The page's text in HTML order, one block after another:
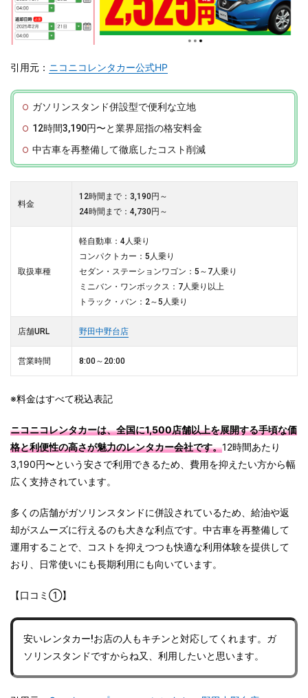
引用元： ニコニコレンタカー公式HP
ガソリンスタンド併設型で便利な立地
12時間3,190円〜と業界屈指の格安料金
中古車を再整備して徹底したコスト削減
料金
12時間まで：3,190円～
24時間まで：4,730円～
取扱車種
軽自動車：4人乗り
コンパクトカー：5人乗り
セダン・ステーションワゴン：5～7人乗り
ミニバン・ワンボックス：7人乗り以上
トラック・バン：2～5人乗り
店舗URL 野田中野台店
営業時間 8:00～20:00
※料金はすべて税込表記
ニコニコレンタカーは、全国に1,500店舗以上を展開する手頃な価
格と利便性の高さが魅力のレンタカー会社です。12時間あたり
3,190円〜という安さで利用できるため、費用を抑えたい方から幅
広く支持されています。
多くの店舗がガソリンスタンドに併設されているため、給油や返
却がスムーズに行えるのも大きな利点です。中古車を再整備して
運用することで、コストを抑えつつも快適な利用体験を提供して
おり、日常使いにも長期利用にも向いています。
【口コミ①】
安いレンタカー!お店の人もキチンと対応してくれます。ガ
ソリンスタンドですからね又、利用したいと思います。